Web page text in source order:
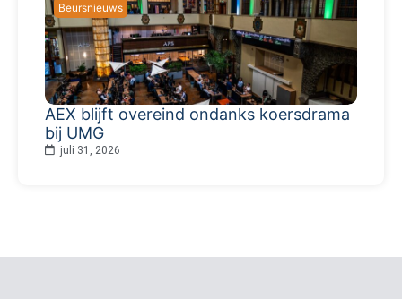
Beursnieuws
AEX blijft overeind ondanks koersdrama
bij UMG
juli 31, 2026